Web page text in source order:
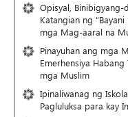
Opisyal, Binibigyang-
Katangian ng
mga Mag-aaral na
Pinayuhan ang mga
Emerhensiya
mga Muslim
Ipinaliwanag ng
Pagluluksa para kay